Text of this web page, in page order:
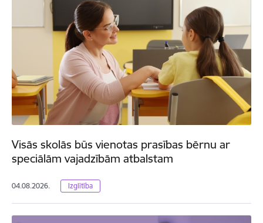
Visās skolās būs vienotas prasības bērnu ar
speciālām vajadzībām atbalstam
04.08.2026. Izglītība